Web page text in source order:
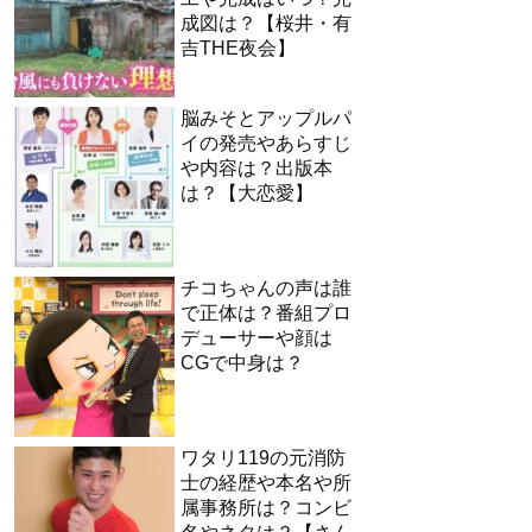
成図は？【桜井・有
吉THE夜会】
脳みそとアップルパ
イの発売やあらすじ
や内容は？出版本
は？【大恋愛】
チコちゃんの声は誰
で正体は？番組プロ
デューサーや顔は
CGで中身は？
ワタリ119の元消防
士の経歴や本名や所
属事務所は？コンビ